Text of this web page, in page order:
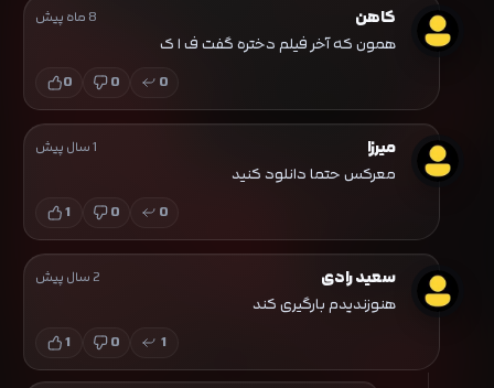
کاهن 8 ماه پیش
همون که آخر فیلم دختره گفت ف ا ک
0 0 0
میرزا 1 سال پیش
معرکس حتما دانلود کنید
1 0 0
سعید رادی 2 سال پیش
هنوزندیدم بارگیری کند
1 0 1